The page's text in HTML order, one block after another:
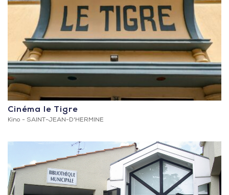
Cinéma le Tigre
Kino - SAINT-JEAN-D'HERMINE